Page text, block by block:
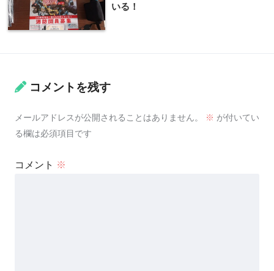
いる！
コメントを残す
メールアドレスが公開されることはありません。 ※ が付いてい
る欄は必須項目です
コメント ※